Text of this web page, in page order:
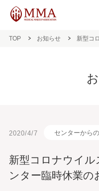
TOP お知らせ 新型コ
2020/4/7 センターから
新型コロナウイル
ンター臨時休業の